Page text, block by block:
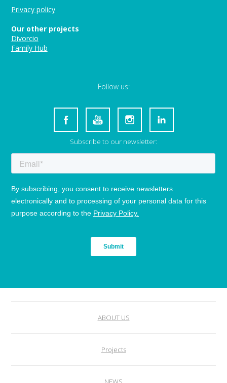
Privacy policy
Our other projects
Divorcio
Family Hub
Follow us:
Subscribe to our newsletter:
ABOUT US
Projects